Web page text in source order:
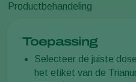
Productbehandeling
Toepassing
Selecteer de juiste
het etiket van de